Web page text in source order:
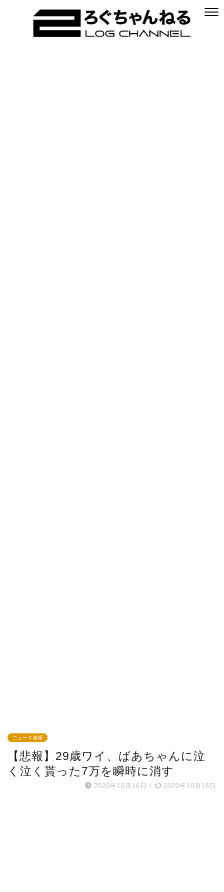
ニュース速報
【悲報】29歳ワイ、ばあちゃんに泣
く泣く貰った7万を瞬時に消す
2020年10月16日 / 2020年10月16日